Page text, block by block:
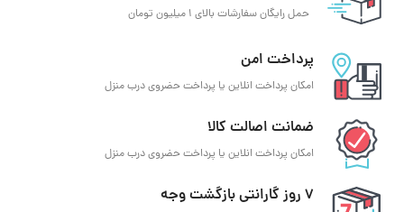
حمل رایگان سفارشات بالای 1 میلیون تومان
پرداخت امن
امکان پرداخت انلاین یا پرداخت حضروی درب منزل
ضمانت اصالت کالا
امکان پرداخت انلاین یا پرداخت حضروی درب منزل
7 روز گارانتی بازگشت وجه